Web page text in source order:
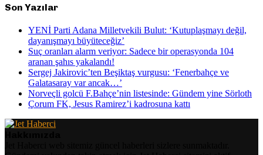
Son Yazılar
YENİ Parti Adana Milletvekili Bulut: ‘Kutuplaşmayı değil,
dayanışmayı büyüteceğiz’
Suç oranları alarm veriyor: Sadece bir operasyonda 104
aranan şahıs yakalandı!
Sergej Jakirovic’ten Beşiktaş vurgusu: ‘Fenerbahçe ve
Galatasaray var ancak…’
Norveçli golcü F.Bahçe’nin listesinde: Gündem yine Sörloth
Çorum FK, Jesus Ramirez’i kadrosuna kattı